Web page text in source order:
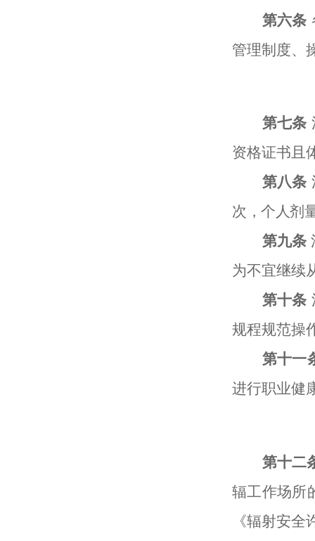
第六条
管理制度、
第七条
资格证书 且
第八条
次 ，个人剂
第九条
为不宜继续
第十条
规程规范操
第十一
进行职业健
第十二
辐工作场所
《辐射安